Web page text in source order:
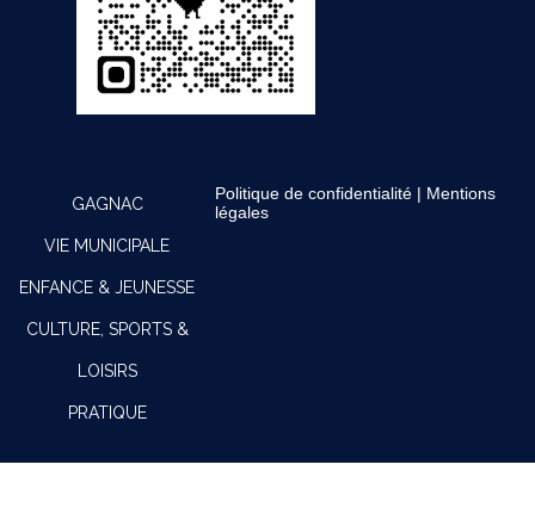
GAGNAC
VIE MUNICIPALE
ENFANCE & JEUNESSE
CULTURE, SPORTS &
LOISIRS
PRATIQUE
Politique de confidentialité| Mentions
légales